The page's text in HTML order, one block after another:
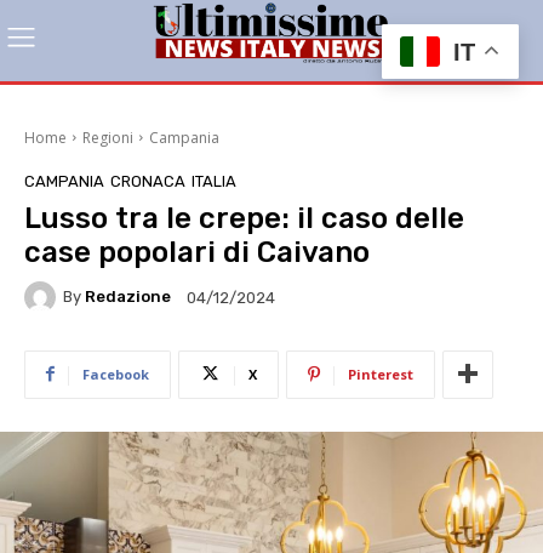
Home Regioni Campania
CAMPANIA CRONACA ITALIA
Lusso tra le crepe: il caso delle
case popolari di Caivano
By Redazione 04/12/2024
Facebook X Pinterest
IT